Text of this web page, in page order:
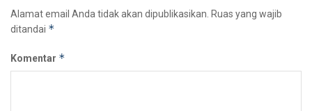
Alamat email Anda tidak akan dipublikasikan. Ruas yang wajib
ditandai *
Komentar *